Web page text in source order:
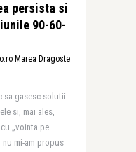
persista si
90-60-
Marea Dragoste
sa gasesc solutii
si, mai ales,
„vointa pe
nu mi-am propus